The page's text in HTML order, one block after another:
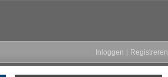
Inloggen Registreren